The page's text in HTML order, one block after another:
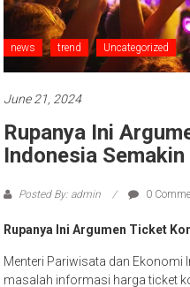
news trend Uncategorized
June 21, 2024
Rupanya Ini
Indonesia Semakin
Posted By: admin 0
Rupanya Ini Argumen Ticket
Menteri Pariwisata dan Ekonomi
masalah informasi harga ticket